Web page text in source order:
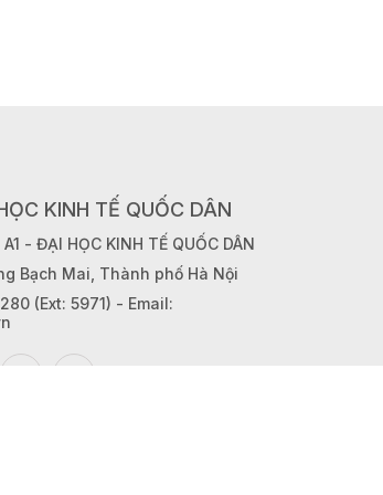
KINH TẾ QUỐC DÂN
- ĐẠI HỌC KINH TẾ QUỐC DÂN
Bạch Mai, Thành phố Hà Nội
(Ext: 5971) - Email: